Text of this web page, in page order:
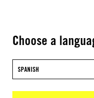
Choose a
SPANISH